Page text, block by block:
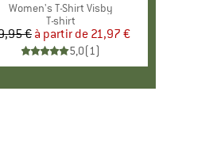
Article
Women's T-Shirt Visby
Product group
T-shirt
Prix
€ Prix réduit
à partir de 21,97 €
5,0(1)